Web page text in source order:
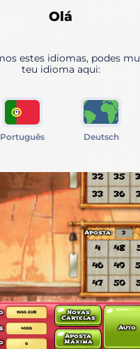
Olá
estes idiomas, podes
teu idioma aqui:
Português Deutsch